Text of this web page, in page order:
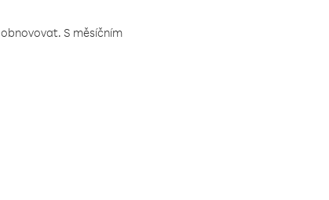
S měsíčním